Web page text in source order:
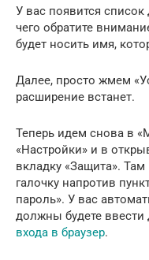
У вас появится
чего обратите
будет носить имя,
Далее, просто жмем
расширение встанет.
Теперь идем снова в
«Настройки» и в
вкладку «Защита».
галочку напротив
пароль». У вас
должны будете
входа в браузер.